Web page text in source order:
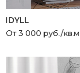
IDYLL
От 3 000 руб./кв.м